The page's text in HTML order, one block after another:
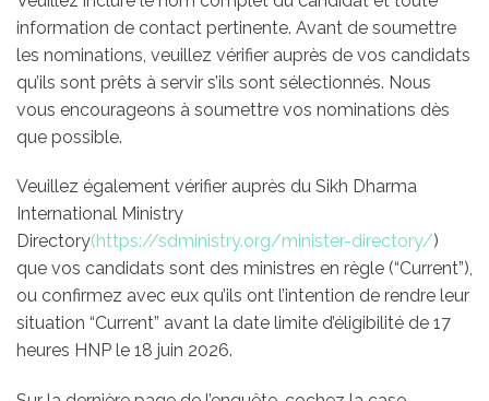
information de contact pertinente. Avant de soumettre
les nominations, veuillez vérifier auprès de vos candidats
qu’ils sont prêts à servir s’ils sont sélectionnés. Nous
vous encourageons à soumettre vos nominations dès
que possible.
Veuillez également vérifier auprès du Sikh Dharma
International Ministry
Directory(https://sdministry.org/minister-directory/)
que vos candidats sont des ministres en règle (“Current”),
ou confirmez avec eux qu’ils ont l’intention de rendre leur
situation “Current” avant la date limite d’éligibilité de 17
heures HNP le 18 juin 2026.